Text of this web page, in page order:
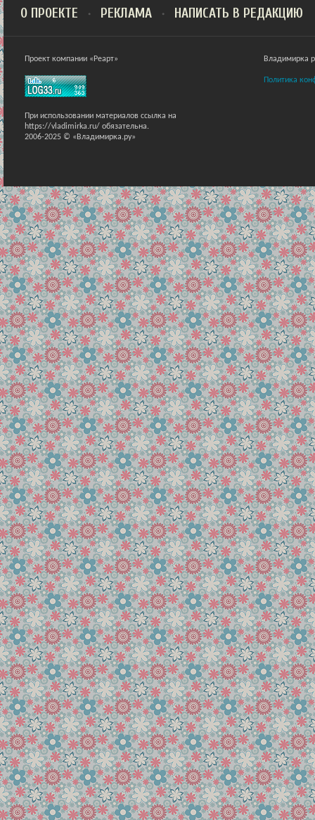
О ПРОЕКТЕ РЕКЛАМА НАПИСАТЬ В РЕДАКЦИЮ
Проект компании «Реарт»
При использовании материалов ссылка на
https://vladimirka.ru/ обязательна.
2006-2025 © «Владимирка.ру»
Владимирка
Политика